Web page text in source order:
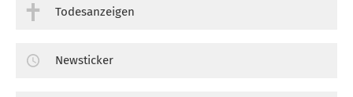
Todesanzeigen
Newsticker